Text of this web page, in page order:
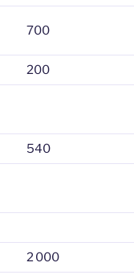
700
200
540
2 000